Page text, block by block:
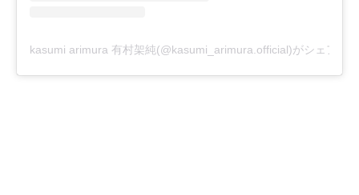
kasumi arimura 有村架純(@kasumi_arimura.official)がシェアし